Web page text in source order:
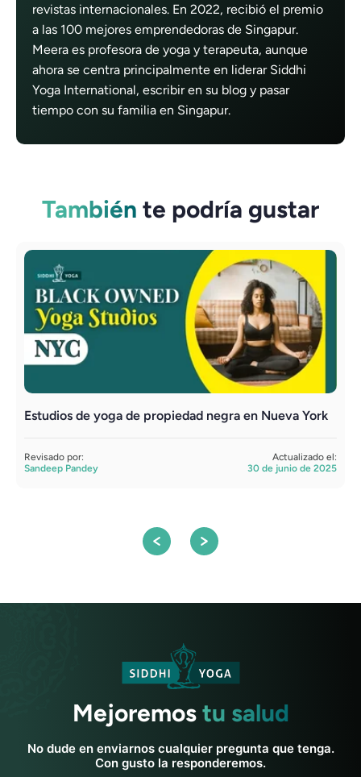
revistas internacionales. En 2022, recibió el premio
a las 100 mejores emprendedoras de Singapur.
Meera es profesora de yoga y terapeuta, aunque
ahora se centra principalmente en liderar Siddhi
Yoga International, escribir en su blog y pasar
tiempo con su familia en Singapur.
También te podría gustar
Estudios de yoga de propiedad negra en Nueva York
Revisado por:
Sandeep Pandey
Actualizado el:
30 de junio de 2025
Mejoremostu salud
No dude en enviarnos cualquier pregunta que tenga.
Con gusto la responderemos.